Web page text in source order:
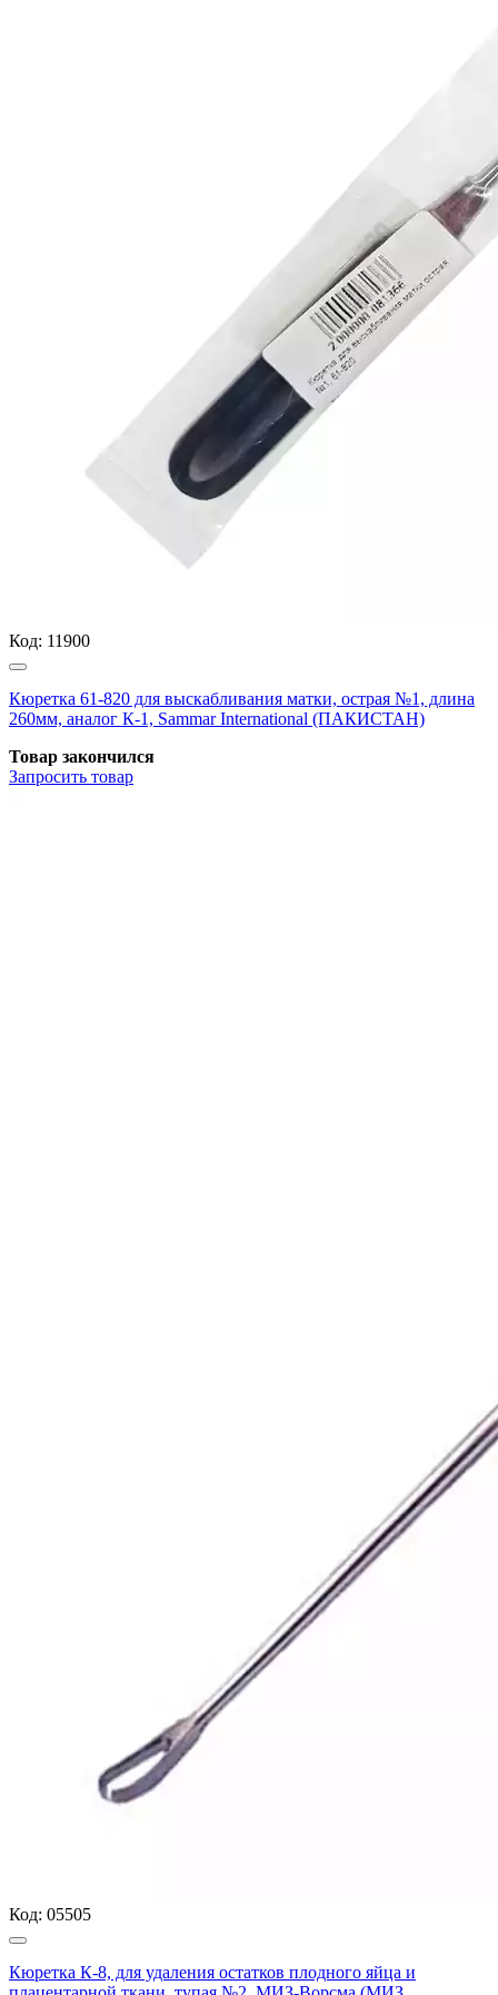
Код: 11900
Кюретка 61-820 для выскабливания матки, острая №1, длина
260мм, аналог К-1, Sammar International (ПАКИСТАН)
Товар закончился
Запросить товар
Код: 05505
Кюретка К-8, для удаления остатков плодного яйца и